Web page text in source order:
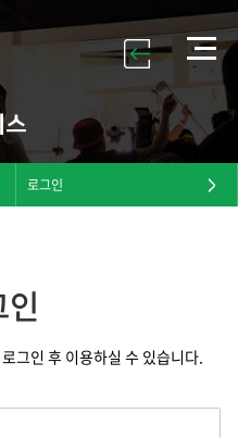
스
로그인
그인 후 이용하실 수 있습니다.